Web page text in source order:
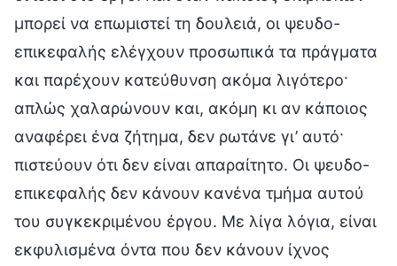
μπορεί να επωμιστεί τη δουλειά, οι ψευδο-
επικεφαλής ελέγχουν προσωπικά τα πράγματα
και παρέχουν κατεύθυνση ακόμα λιγότερο·
απλώς χαλαρώνουν και, ακόμη κι αν κάποιος
αναφέρει ένα ζήτημα, δεν ρωτάνε γι’ αυτό·
πιστεύουν ότι δεν είναι απαραίτητο. Οι ψευδο-
επικεφαλής δεν κάνουν κανένα τμήμα αυτού
του συγκεκριμένου έργου. Με λίγα λόγια, είναι
εκφυλισμένα όντα που δεν κάνουν ίχνος